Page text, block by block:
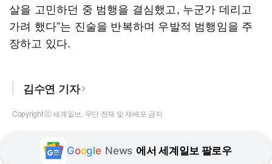
살을 고민하던 중 범행을 결심했고, 누군가 데리고
가려 했다”는 진술을 반복하며 우발적 범행임을 주
장하고 있다.
김수연 기자
Copyright ⓒ 세계일보. 무단 전재 및 재배포 금지
Google News 에서 세계일보 팔로우